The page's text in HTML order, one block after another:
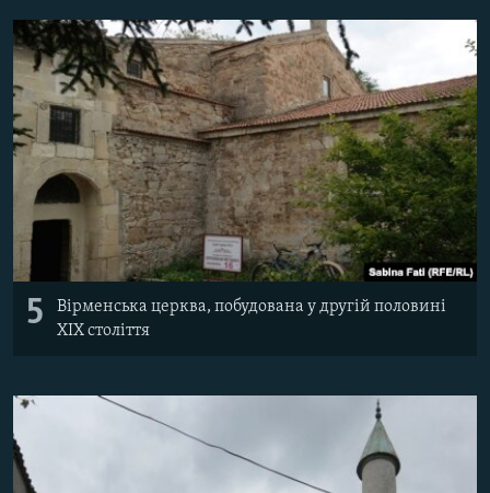
5
Вірменська церква, побудована у другій половині
XIX століття